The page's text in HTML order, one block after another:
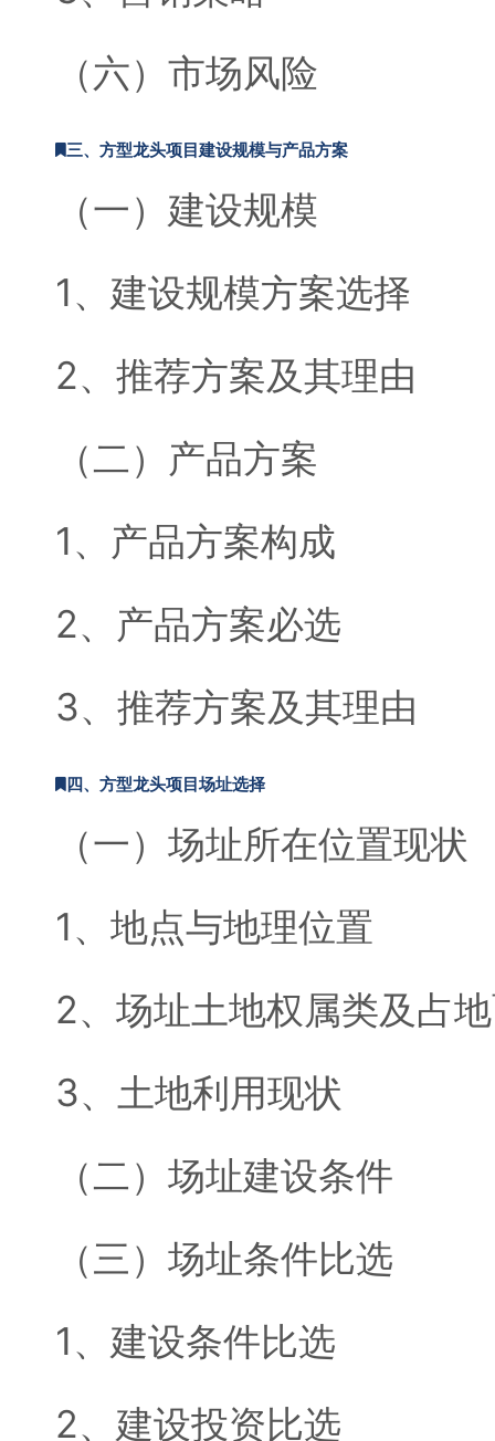
（六）市场风险
三、方型龙头项目建设规模与产品方案
（一）建设规模
1、建设规模方案选择
2、推荐方案及其理由
（二）产品方案
1、产品方案构成
2、产品方案必选
3、推荐方案及其理由
四、方型龙头项目场址选择
（一）场址所在位置现状
1、地点与地理位置
2、场址土地权属类及占
3、土地利用现状
（二）场址建设条件
（三）场址条件比选
1、建设条件比选
2、建设投资比选